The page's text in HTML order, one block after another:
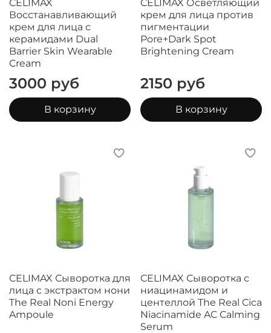
CELIMAX
Восстанавливающий
крем для лица с
керамидами Dual
Barrier Skin Wearable
Cream
3000 руб
В корзину
CELIMAX Осветляющий
крем для лица против
пигментации
Pore+Dark Spot
Brightening Cream
2150 руб
В корзину
CELIMAX Сыворотка для
лица с экстрактом нони
The Real Noni Energy
Ampoule
CELIMAX Сыворотка с
ниацинамидом и
центеллой The Real Cica
Niacinamide AC Calming
Serum